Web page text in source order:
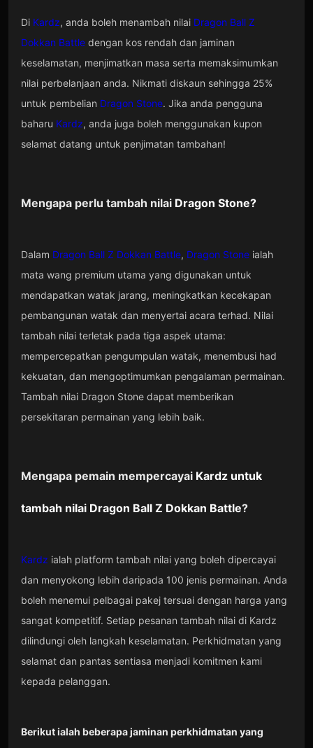
Di Kardz, anda boleh menambah nilai Dragon Ball Z
Dokkan Battledengan kos rendah dan jaminan
keselamatan, menjimatkan masa serta memaksimumkan
nilai perbelanjaan anda. Nikmati diskaun sehingga 25%
untuk pembelian Dragon Stone. Jika anda pengguna
baharu Kardz, anda juga boleh menggunakan kupon
selamat datang untuk penjimatan tambahan!
Mengapa perlu tambah nilai Dragon Stone?
Dalam Dragon Ball Z Dokkan Battle, Dragon Stoneialah
mata wang premium utama yang digunakan untuk
mendapatkan watak jarang, meningkatkan kecekapan
pembangunan watak dan menyertai acara terhad. Nilai
tambah nilai terletak pada tiga aspek utama:
mempercepatkan pengumpulan watak, menembusi had
kekuatan, dan mengoptimumkan pengalaman permainan.
Tambah nilai Dragon Stone dapat memberikan
persekitaran permainan yang lebih baik.
Mengapa pemain mempercayai Kardzuntuk
tambah nilai Dragon Ball Z Dokkan Battle?
Kardz ialah platform tambah nilai yang boleh dipercayai
dan menyokong lebih daripada 100 jenis permainan. Anda
boleh menemui pelbagai pakej tersuai dengan harga yang
sangat kompetitif. Setiap pesanan tambah nilai di Kardz
dilindungi oleh langkah keselamatan. Perkhidmatan yang
selamat dan pantas sentiasa menjadi komitmen kami
kepada pelanggan.
Berikut ialah beberapa jaminan perkhidmatan yang